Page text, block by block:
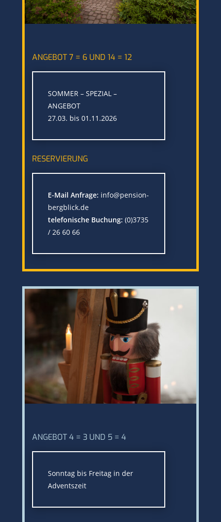
ANGEBOT 7 = 6 UND 14 = 12
SOMMER – SPEZIAL –
ANGEBOT
27.03. bis 01.11.2026
RESERVIERUNG
E-Mail Anfrage: info@pension-
bergblick.de
telefonische Buchung: (0)3735
/ 26 60 66
ANGEBOT 4 = 3 UND 5 = 4
Sonntag bis Freitag in der
Adventszeit